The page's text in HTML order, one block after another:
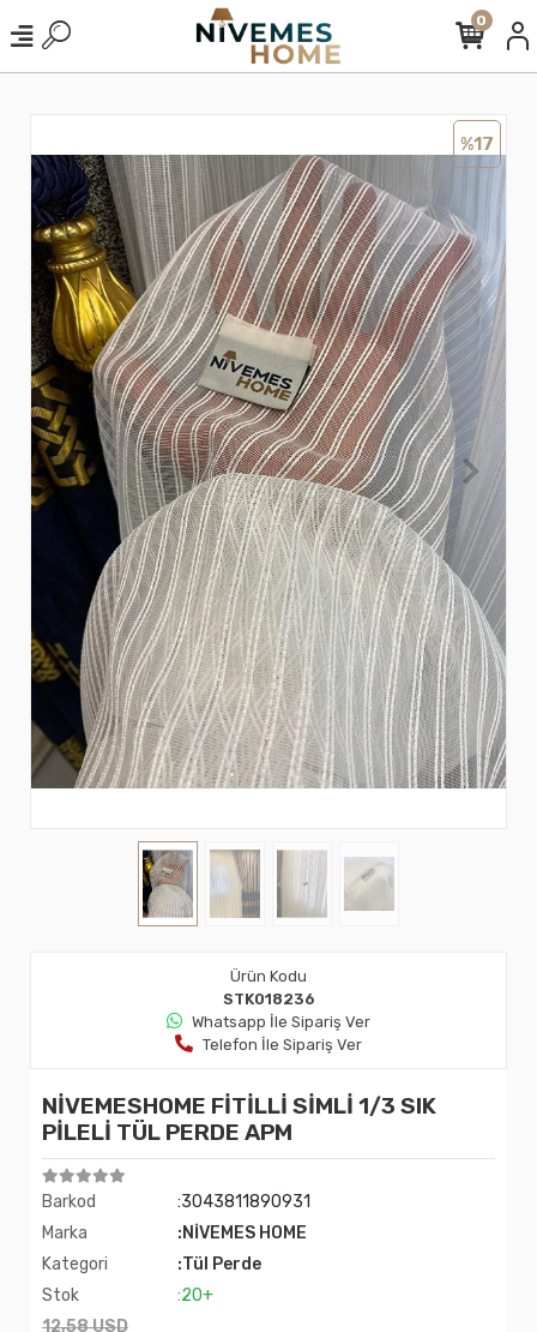
0
%17
Ürün Kodu
STK018236
Whatsapp İle Sipariş Ver
Telefon İle Sipariş Ver
NİVEMESHOME FİTİLLİ SİMLİ 1/3 SIK
PİLELİ TÜL PERDE APM
Barkod
:3043811890931
Marka
:NİVEMES HOME
Kategori
:Tül Perde
Stok
:20+
12,58 USD